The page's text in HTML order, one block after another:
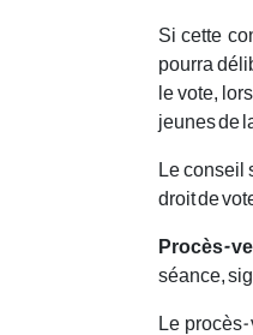
Si cette
pourra
le vote,
jeunes de
Le conseil
droit de
Procès-
séance,
Le